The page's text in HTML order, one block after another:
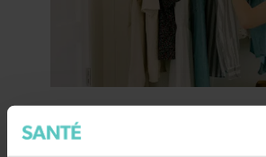
30 graden? Dit is de
kleding om te dragen